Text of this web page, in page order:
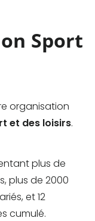
Sport
organisation
et des loisirs.
plus de
plus de 2000
et 12
cumulé.